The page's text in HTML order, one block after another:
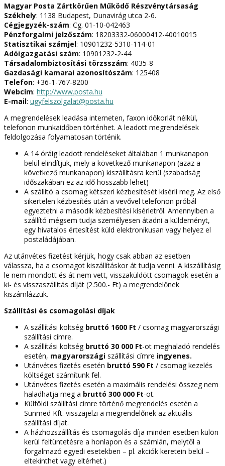
Magyar Posta Zártkörűen Működő Részvénytársaság
Székhely: 1138 Budapest, Dunavirág utca 2-6.
Cégjegyzék-szám: Cg. 01-10-042463
Pénzforgalmi jelzőszám: 18203332-06000412-40010015
Statisztikai számjel: 10901232-5310-114-01
Adóigazgatási szám: 10901232-2-44
Társadalombiztosítási törzsszám: 4035-8
Gazdasági kamarai azonosítószám: 125408
Telefon: +36-1-767-8200
Webcím: http://www.posta.hu
E-mail: ugyfelszolgalat@posta.hu
A megrendelések leadása interneten, faxon időkorlát nélkül,
telefonon munkaidőben történhet. A leadott megrendelések
feldolgozása folyamatosan történik.
A 14 óráig leadott rendeléseket általában 1 munkanapon
belül elindítjuk, mely a következő munkanapon (azaz a
következő munkanapon) kiszállításra kerül (szabadság
időszakában ez az idő hosszabb lehet)
A szállító a csomag kétszeri kézbesítését kísérli meg. Az első
sikertelen kézbesítés után a vevővel telefonon próbál
egyeztetni a második kézbesítési kísérletről. Amennyiben a
szállító mégsem tudja személyesen átadni a küldeményt,
egy hivatalos értesítést küld elektronikusan vagy helyez el
postaládájában.
Az utánvétes fizetést kérjük, hogy csak abban az esetben
válassza, ha a csomagot kiszállításkor át tudja venni. A kiszállításig
le nem mondott és át nem vett, visszaküldött csomagok esetén a
ki- és visszaszállítás díját (2.500.- Ft) a megrendelőnek
kiszámlázzuk.
Szállítási és csomagolási díjak
A szállítási költség bruttó 1600 Ft / csomag magyarországi
szállítási címre.
A szállítási költség bruttó 30 000 Ft-ot meghaladó rendelés
esetén, magyarországi szállítási címre ingyenes.
Utánvétes fizetés esetén bruttó 590 Ft / csomag kezelés
költséget számítunk fel.
Utánvétes fizetés esetén a maximális rendelési összeg nem
haladhatja meg a bruttó 300 000 Ft-ot.
Külföldi szállítási címre történő megrendelés esetén a
Sunmed Kft. visszajelzi a megrendelőnek az aktuális
szállítási díjat.
A házhozszállítás és csomagolás díja minden esetben külön
kerül feltüntetésre a honlapon és a számlán, melytől a
forgalmazó egyedi esetekben – pl. akciók keretein belül –
eltekinthet vagy eltérhet.)